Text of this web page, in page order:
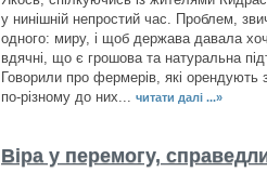
у нинішній непростий час. Проблем,
одного: миру, і щоб держава давала
вдячні, що є грошова та натуральна
Говорили про фермерів, які
по-різному до них... читати далі ...»
Віра у перемогу,